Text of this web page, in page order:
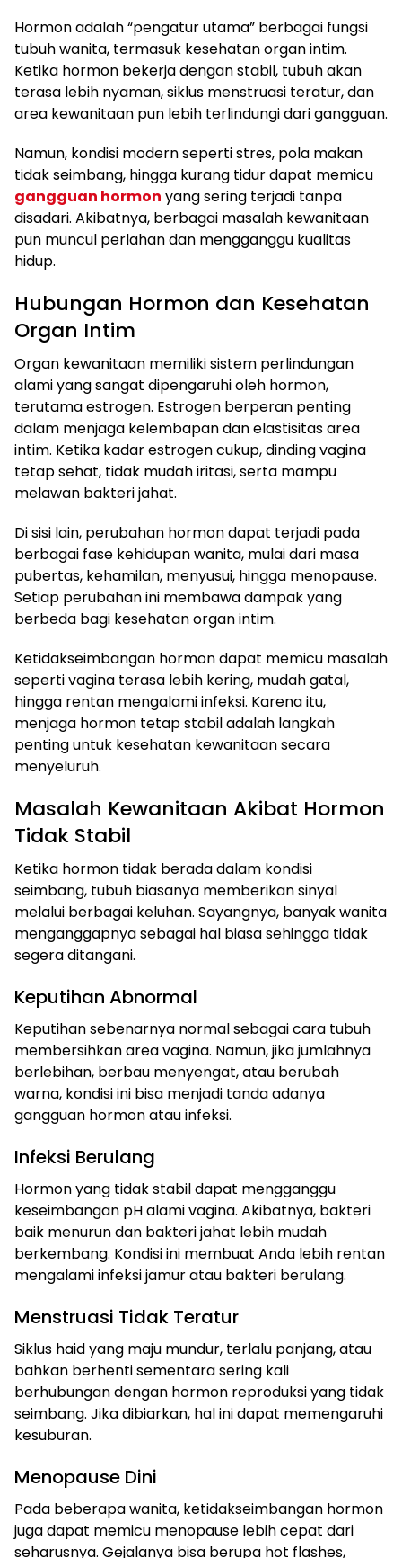
Hormon adalah “pengatur utama” berbagai fungsi
tubuh wanita, termasuk kesehatan organ intim.
Ketika hormon bekerja dengan stabil, tubuh akan
terasa lebih nyaman, siklus menstruasi teratur, dan
area kewanitaan pun lebih terlindungi dari gangguan.
Namun, kondisi modern seperti stres, pola makan
tidak seimbang, hingga kurang tidur dapat memicu
gangguan hormon yang sering terjadi tanpa
disadari. Akibatnya, berbagai masalah kewanitaan
pun muncul perlahan dan mengganggu kualitas
hidup.
Hubungan Hormon dan Kesehatan
Organ Intim
Organ kewanitaan memiliki sistem perlindungan
alami yang sangat dipengaruhi oleh hormon,
terutama estrogen. Estrogen berperan penting
dalam menjaga kelembapan dan elastisitas area
intim. Ketika kadar estrogen cukup, dinding vagina
tetap sehat, tidak mudah iritasi, serta mampu
melawan bakteri jahat.
Di sisi lain, perubahan hormon dapat terjadi pada
berbagai fase kehidupan wanita, mulai dari masa
pubertas, kehamilan, menyusui, hingga menopause.
Setiap perubahan ini membawa dampak yang
berbeda bagi kesehatan organ intim.
Ketidakseimbangan hormon dapat memicu masalah
seperti vagina terasa lebih kering, mudah gatal,
hingga rentan mengalami infeksi. Karena itu,
menjaga hormon tetap stabil adalah langkah
penting untuk kesehatan kewanitaan secara
menyeluruh.
Masalah Kewanitaan Akibat Hormon
Tidak Stabil
Ketika hormon tidak berada dalam kondisi
seimbang, tubuh biasanya memberikan sinyal
melalui berbagai keluhan. Sayangnya, banyak wanita
menganggapnya sebagai hal biasa sehingga tidak
segera ditangani.
Keputihan Abnormal
Keputihan sebenarnya normal sebagai cara tubuh
membersihkan area vagina. Namun, jika jumlahnya
berlebihan, berbau menyengat, atau berubah
warna, kondisi ini bisa menjadi tanda adanya
gangguan hormon atau infeksi.
Infeksi Berulang
Hormon yang tidak stabil dapat mengganggu
keseimbangan pH alami vagina. Akibatnya, bakteri
baik menurun dan bakteri jahat lebih mudah
berkembang. Kondisi ini membuat Anda lebih rentan
mengalami infeksi jamur atau bakteri berulang.
Menstruasi Tidak Teratur
Siklus haid yang maju mundur, terlalu panjang, atau
bahkan berhenti sementara sering kali
berhubungan dengan hormon reproduksi yang tidak
seimbang. Jika dibiarkan, hal ini dapat memengaruhi
kesuburan.
Menopause Dini
Pada beberapa wanita, ketidakseimbangan hormon
juga dapat memicu menopause lebih cepat dari
seharusnya. Gejalanya bisa berupa hot flashes,